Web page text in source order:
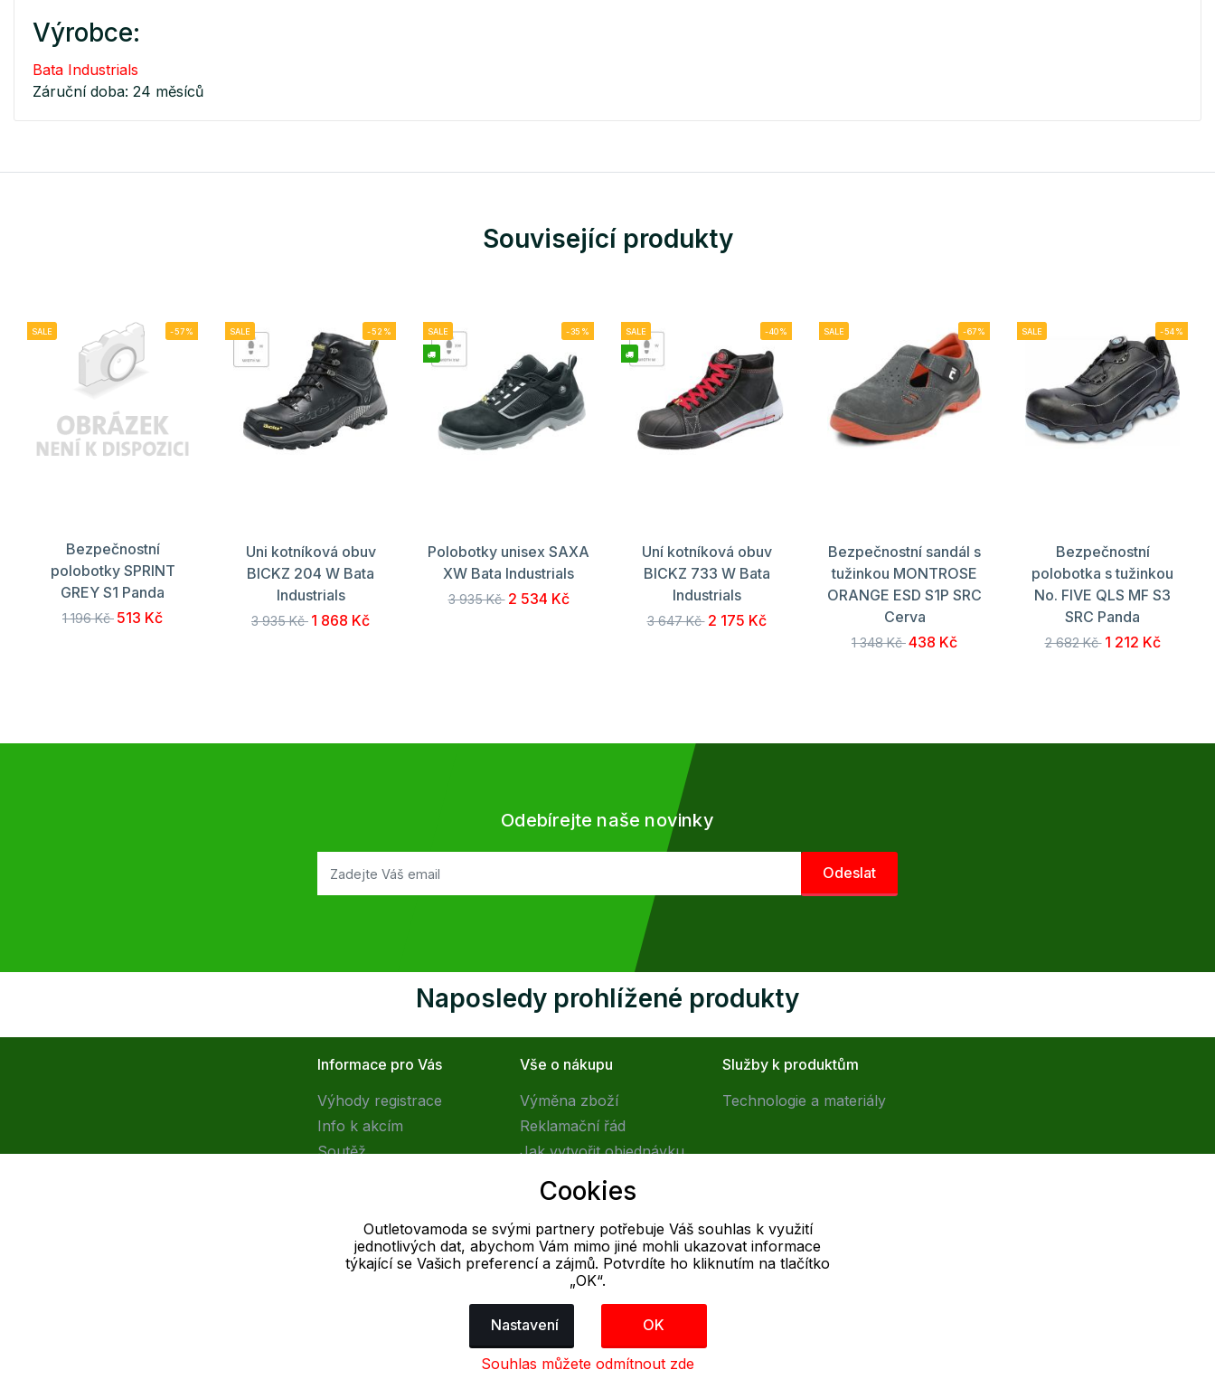
Výrobce:
Bata Industrials
Záruční doba: 24 měsíců
Související produkty
SALE -57%
Bezpečnostní
polobotky SPRINT
GREY S1 Panda
1 196 Kč 513 Kč
SALE -52%
Uni kotníková obuv
BICKZ 204 W Bata
Industrials
3 935 Kč 1 868 Kč
SALE -35%
Polobotky unisex SAXA
XW Bata Industrials
3 935 Kč 2 534 Kč
SALE -40%
Uní kotníková obuv
BICKZ 733 W Bata
Industrials
3 647 Kč 2 175 Kč
SALE -67%
Bezpečnostní sandál s
tužinkou MONTROSE
ORANGE ESD S1P SRC
Cerva
1 348 Kč438 Kč
SALE -54%
Bezpečnostní
polobotka s tužinkou
No. FIVE QLS MF S3
SRC Panda
2 682 Kč 1 212 Kč
Odebírejte naše novinky
Naposledy prohlížené produkty
Informace pro Vás
Výhody registrace
Info k akcím
Soutěž
Vše o nákupu
Výměna zboží
Reklamační řád
Jak vytvořit objednávku
Obchodní podmínky
Doprava
Služby k produktům
Technologie a materiály
E-mail
info@outletovamoda.cz
Cookies
Outletovamoda se svými partnery potřebuje Váš souhlas k využití
jednotlivých dat, abychom Vám mimo jiné mohli ukazovat informace
týkající se Vašich preferencí a zájmů. Potvrdíte ho kliknutím na tlačítko
„OK“.
Nastavení OK
Souhlas můžete odmítnout zde